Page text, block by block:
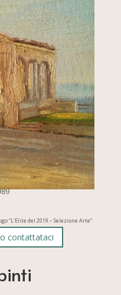
“L’Elite del 2019 – Selezione Arte”
contattataci